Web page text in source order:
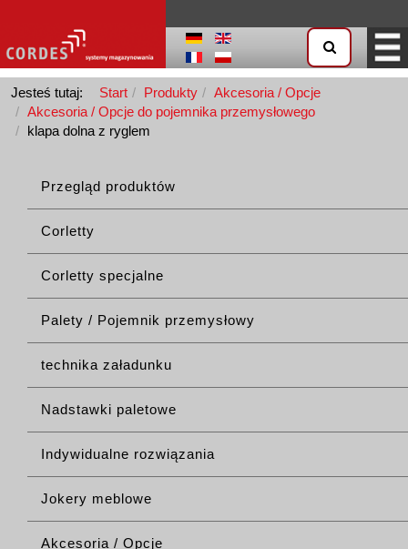
Jesteś tutaj: Start Produkty
Akcesoria / Opcje
Akcesoria / Opcje do pojemnika przemysłowego
klapa dolna z ryglem
Przegląd produktów
Corletty
Corletty specjalne
Palety / Pojemnik przemysłowy
technika załadunku
Nadstawki paletowe
Indywidualne rozwiązania
Jokery meblowe
Akcesoria / Opcje